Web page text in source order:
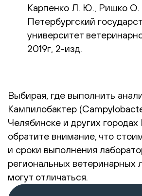
Карпенко Л. Ю., Ришко О.
Петербургский
университет
2019г, 2-изд.
Выбирая, где выполнить
Кампилобактер
Челябинске и других городах
обратите внимание, что
и сроки выполнения
региональных ветеринарных
могут отличаться.